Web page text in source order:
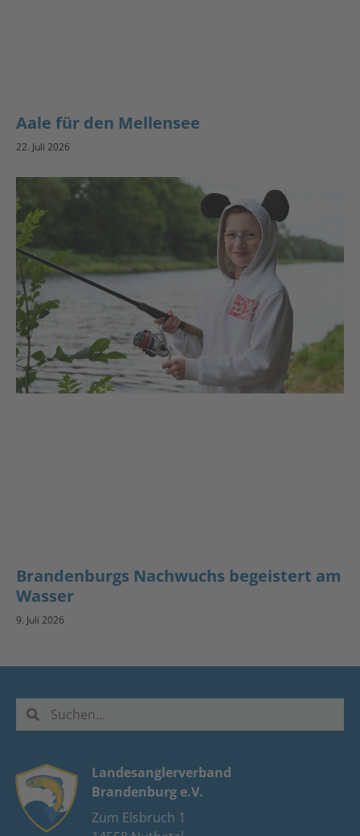
Aale für den Mellensee
22. Juli 2026
Brandenburgs Nachwuchs begeistert am
Wasser
9. Juli 2026
Landesanglerverband
Brandenburg e.V.
Zum Elsbruch 1